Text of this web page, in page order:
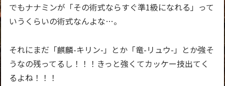
でもナナミンが「その術式ならすぐ準1級になれる」って
いうくらいの術式なんよな…。
それにまだ「麒麟-キリン-」とか「竜-リュウ-」とか強そ
うなの残ってるし！！！きっと強くてカッケー技出てく
るよね！！！